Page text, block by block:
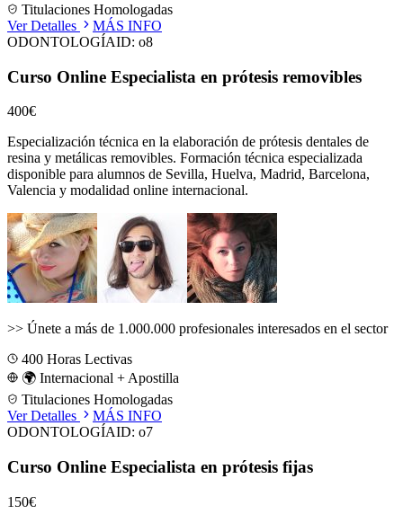
Titulaciones Homologadas
Ver Detalles
MÁS INFO
ODONTOLOGÍAID: o8
Curso Online Especialista en prótesis removibles
400€
Especialización técnica en la elaboración de prótesis dentales de
resina y metálicas removibles. Formación técnica especializada
disponible para alumnos de Sevilla, Huelva, Madrid, Barcelona,
Valencia y modalidad online internacional.
>> Únete a más de 1.000.000 profesionales interesados en el sector
400 Horas Lectivas
🌍 Internacional + Apostilla
Titulaciones Homologadas
Ver Detalles
MÁS INFO
ODONTOLOGÍAID: o7
Curso Online Especialista en prótesis fijas
150€